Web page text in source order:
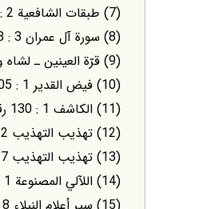
(7) طبقات الشافعية 2 : 247 .
(8) سورة آل عمران 3 : 118 .
(9) قرّة العينين ـ لشاه وليّ الله ـ : 150 ـ 152 .
(10) فيض القدير 1 : 205 .
(11) الكاشف 1 : 130 رقم 807 ، عن القطان .
(12) تهذيب التهذيب 2 : 89 ، عن ابن حبّان .
(13) تهذيب التهذيب 7 : 339 ، عن ابن حبّان .
(14) اللآلي المصنوعة 1 : 396 ، الموضوعات 1 : 415 .